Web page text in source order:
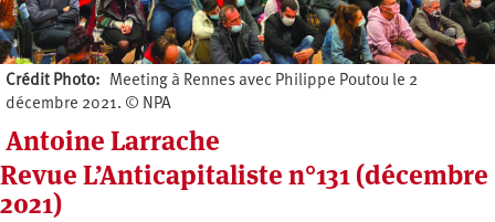
Crédit Photo
Meeting à Rennes avec Philippe Poutou le 2
décembre 2021. © NPA
Antoine Larrache
Revue L’Anticapitaliste n°131 (décembre
2021)